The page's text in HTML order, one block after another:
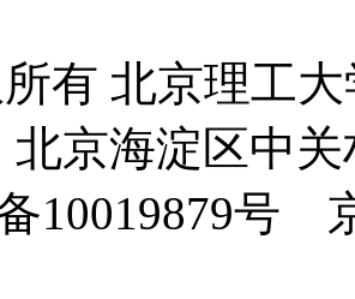
有 北京理工
北京海淀区中
10019879号